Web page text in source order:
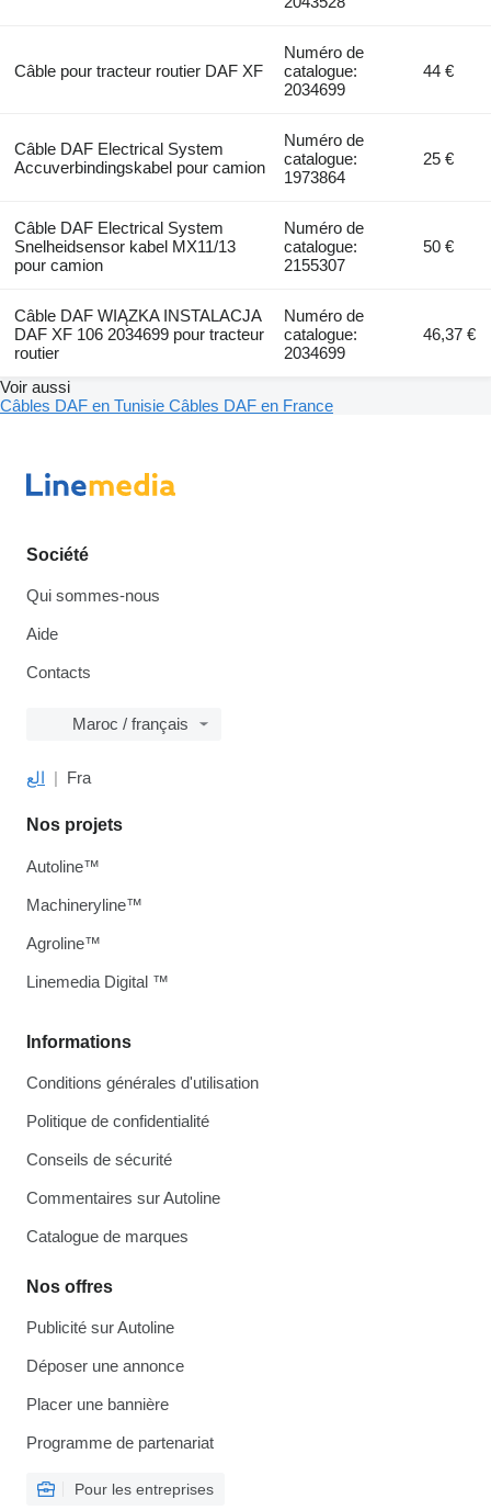
Câble pour tracteur routier DAF XF
Numéro de
catalogue:
2034699
44 €
Câble DAF Electrical System
Accuverbindingskabel pour camion
Numéro de
catalogue:
1973864
25 €
Câble DAF Electrical System
Snelheidsensor kabel MX11/13
pour camion
Numéro de
catalogue:
2155307
50 €
Câble DAF WIĄZKA INSTALACJA
DAF XF 106 2034699 pour tracteur
routier
Numéro de
catalogue:
2034699
46,37 €
Voir aussi
Câbles DAF en Tunisie Câbles DAF en France
Société
Qui sommes-nous
Aide
Contacts
Maroc / français
الع Fra
Informations
Conditions générales d'utilisation
Politique de confidentialité
Conseils de sécurité
Commentaires sur Autoline
Catalogue de marques
Nos offres
Publicité sur Autoline
Déposer une annonce
Placer une bannière
Programme de partenariat
Pour les entreprises
Nos projets
Autoline™
Machineryline™
Agroline™
Linemedia Digital ™